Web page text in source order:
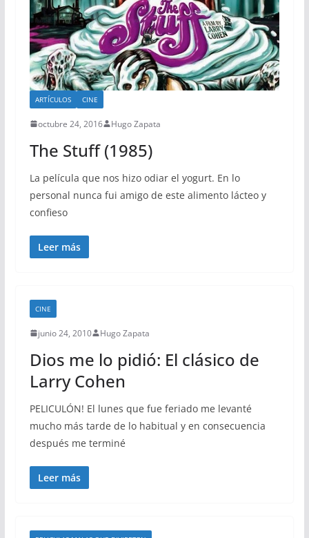
ARTÍCULOS CINE
octubre 24, 2016 Hugo Zapata
The Stuff (1985)
La película que nos hizo odiar el yogurt. En lo
personal nunca fui amigo de este alimento lácteo y
confieso
Leer más
CINE
junio 24, 2010 Hugo Zapata
Dios me lo pidió: El clásico de
Larry Cohen
PELICULÓN! El lunes que fue feriado me levanté
mucho más tarde de lo habitual y en consecuencia
después me terminé
Leer más